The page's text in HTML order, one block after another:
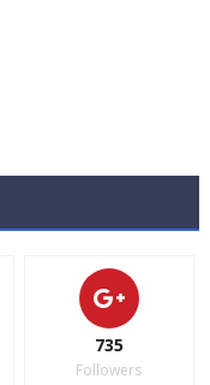
735
Followers